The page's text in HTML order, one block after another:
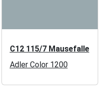
C12 115/7 Mausefalle
Adler Color 1200